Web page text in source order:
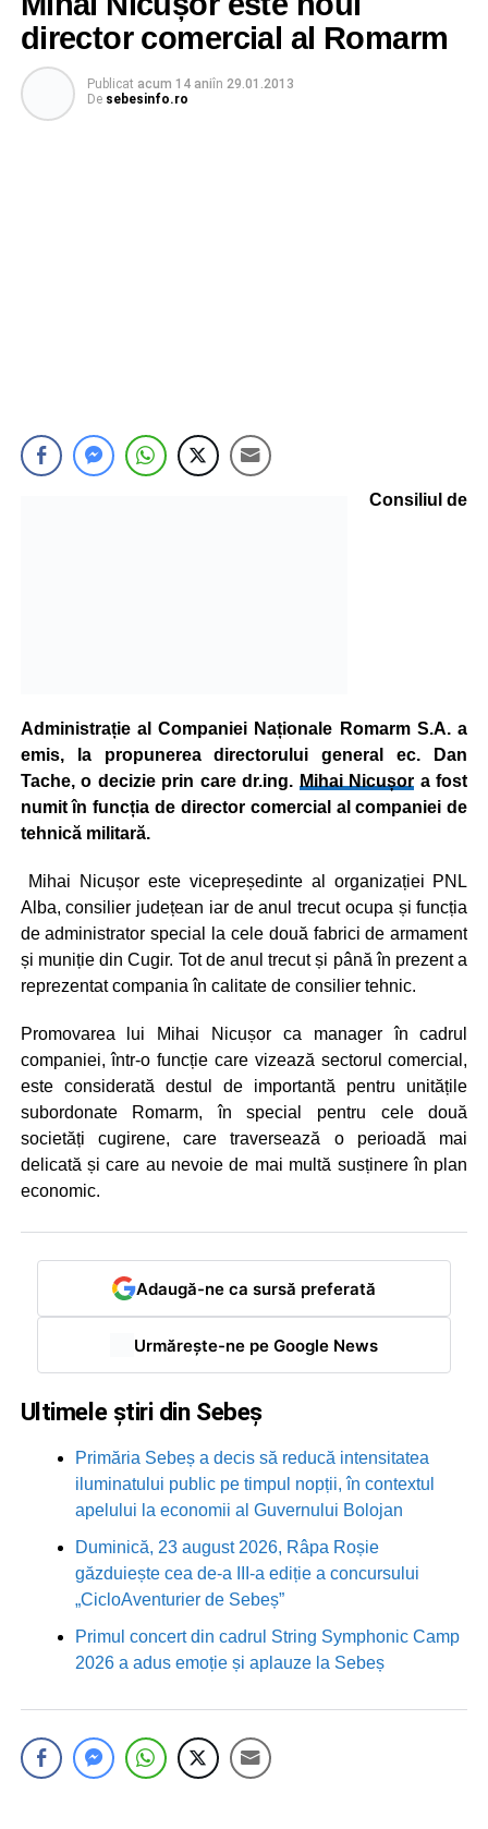
director comercial al Romarm
Publicat acum 14 aniîn 29.01.2013
De sebesinfo.ro
Consiliul de
Administrație al Companiei Naționale Romarm S.A. a
emis, la propunerea directorului general ec. Dan
Tache, o decizie prin care dr.ing. Mihai Nicușor a fost
numit în funcția de director comercial al companiei de
tehnică militară.
Mihai Nicușor este vicepreședinte al organizației PNL
Alba, consilier județean iar de anul trecut ocupa și funcția
de administrator special la cele două fabrici de armament
și muniție din Cugir. Tot de anul trecut și până în prezent a
reprezentat compania în calitate de consilier tehnic.
Promovarea lui Mihai Nicușor ca manager în cadrul
companiei, într-o funcție care vizează sectorul comercial,
este considerată destul de importantă pentru unitățile
subordonate Romarm, în special pentru cele două
societăți cugirene, care traversează o perioadă mai
delicată și care au nevoie de mai multă susținere în plan
economic.
Adaugă-ne ca sursă preferată
Urmărește-ne pe Google News
Ultimele știri din Sebeș
Primăria Sebeș a decis să reducă intensitatea
iluminatului public pe timpul nopții, în contextul
apelului la economii al Guvernului Bolojan
Duminică, 23 august 2026, Râpa Roșie
găzduiește cea de-a III-a ediție a concursului
„CicloAventurier de Sebeș”
Primul concert din cadrul String Symphonic Camp
2026 a adus emoție și aplauze la Sebeș